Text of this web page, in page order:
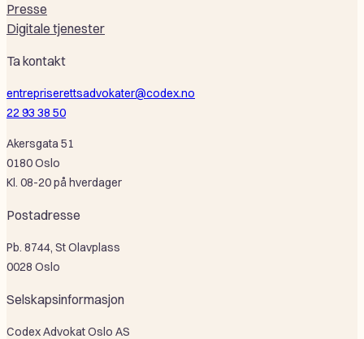
Ta kontakt
entrepriserettsadvokater@codex.no
22 93 38 50
Akersgata 51
0180 Oslo
Kl. 08-20 på hverdager
Postadresse
Pb. 8744, St Olavplass
0028 Oslo
Selskapsinformasjon
Codex Advokat Oslo AS
Presse
Digitale tjenester